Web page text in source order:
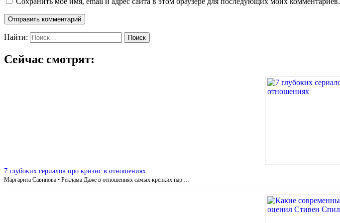
Найти:
Сейчас смотрят:
7 глубоких сериалов про кризис в отношениях
Маргарита Савинова • Реклама Даже в отношениях самых крепких пар …